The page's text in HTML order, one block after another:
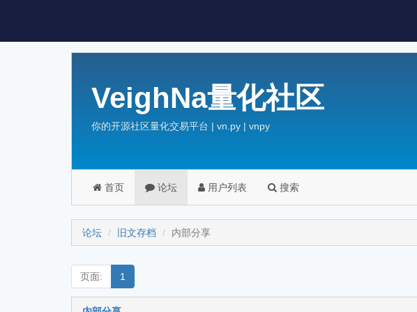
VeighNa量化社区
你的开源社区量化交易平台 | vn.py | vnpy
首页 论坛 用户列表 搜索
论坛 旧文存档 内部分享
页面: 1